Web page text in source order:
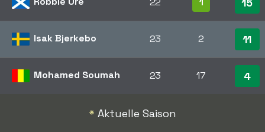
Isak Bjerkebo 23 2 11
Mohamed Soumah 23 17 4
* Aktuelle Saison